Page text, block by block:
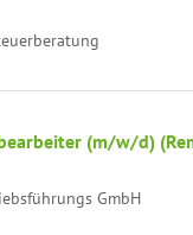
(m/w/d)
GmbH